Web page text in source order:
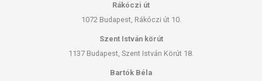
Rákóczi út
1072 Budapest, Rákóczi út 10.
Szent István körút
1137 Budapest, Szent István Körút 18.
Bartók Béla